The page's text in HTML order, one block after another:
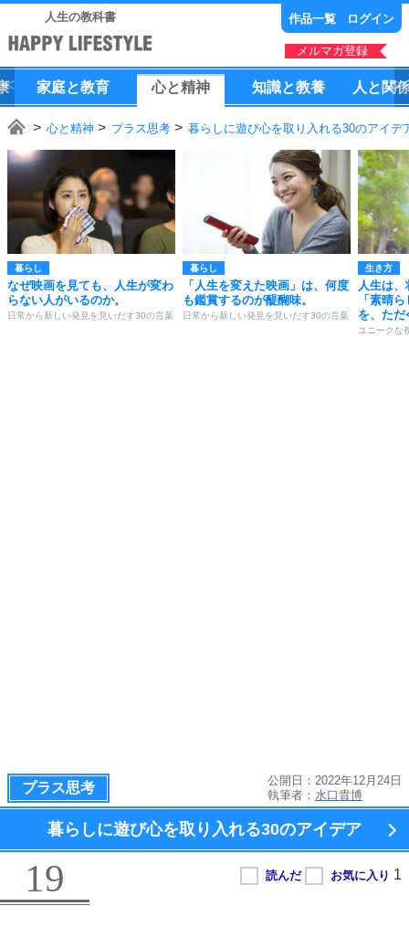
人生の教科書 作品一覧 ログイン
メルマガ登録
家庭と教育 心と精神 知識と教養 人 と 関
心と精神 プラス思考 暮らしに遊び心を取り入れる30のアイデ
暮らし
なぜ映画を見ても、人生が変わ
らない人がいるのか。
日常から新しい発見を見いだす30の言葉
暮らし
「人生を変えた映画」は、何度
も鑑賞するのが醍醐味。
日常から新しい発見を見いだす30の言葉
生き方
人生は、
「素晴
を、ただ
ユニークな
プラス思考
公開日：2022年12月24日
執筆者： 水口貴博
暮らしに遊び心を取り入れる30のアイデア
19